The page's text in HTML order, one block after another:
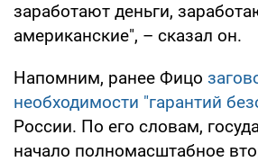
заработают деньги,
американские", – сказал он.
Напомним, ранее Фицо
необходимости "гарантий
России. По его словам,
начало полномасштабное